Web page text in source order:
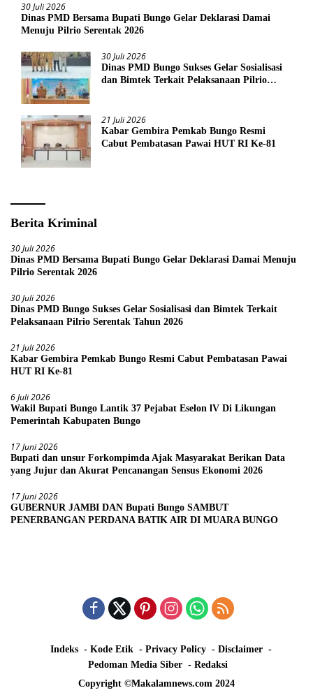
30 Juli 2026
Dinas PMD Bersama Bupati Bungo Gelar Deklarasi Damai
Menuju Pilrio Serentak 2026
30 Juli 2026
Dinas PMD Bungo Sukses Gelar Sosialisasi
dan Bimtek Terkait Pelaksanaan Pilrio
21 Juli 2026
Kabar Gembira Pemkab Bungo Resmi
Cabut Pembatasan Pawai HUT RI Ke-81
Berita Kriminal
30 Juli 2026
Dinas PMD Bersama Bupati Bungo Gelar Deklarasi Damai Menuju
Pilrio Serentak 2026
30 Juli 2026
Dinas PMD Bungo Sukses Gelar Sosialisasi dan Bimtek Terkait
Pelaksanaan Pilrio Serentak Tahun 2026
21 Juli 2026
Kabar Gembira Pemkab Bungo Resmi Cabut Pembatasan Pawai
HUT RI Ke-81
6 Juli 2026
Wakil Bupati Bungo Lantik 37 Pejabat Eselon lV Di Likungan
Pemerintah Kabupaten Bungo
17 Juni 2026
Bupati dan unsur Forkompimda Ajak Masyarakat Berikan Data
yang Jujur dan Akurat Pencanangan Sensus Ekonomi 2026
17 Juni 2026
GUBERNUR JAMBI DAN Bupati Bungo SAMBUT
PENERBANGAN PERDANA BATIK AIR DI MUARA BUNGO
Indeks Kode Etik Privacy Policy
Disclaimer
Pedoman Media Siber
Redaksi
Copyright ©Makalamnews.com 2024